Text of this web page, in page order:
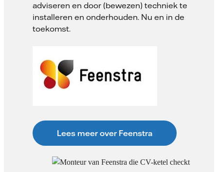
adviseren en door (bewezen) techniek te
installeren en onderhouden. Nu en in de
toekomst.
Lees meer over Feenstra